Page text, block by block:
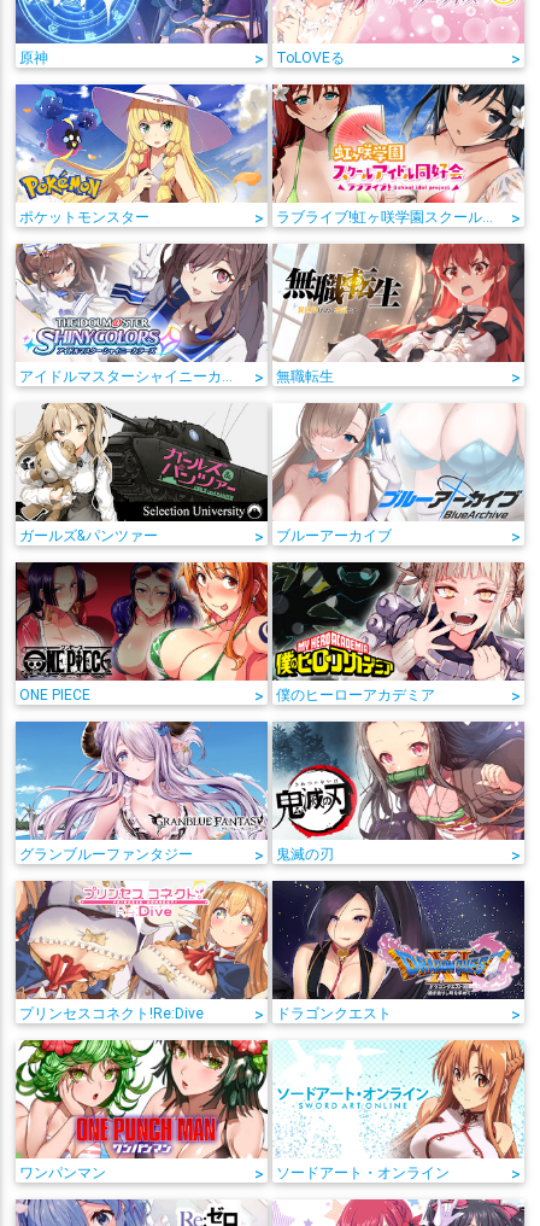
原神 > ToLOVEる >
ポケットモンスター > >
> 無職転生 >
ガールズ&パンツァー > ブルーアーカイブ >
ONE PIECE > 僕のヒーローアカデミア >
グランブルーファンタジー > 鬼滅の刃 >
プリンセスコネクト!Re:Dive > ドラゴンクエスト >
ワンパンマン > ソードアート・オンライン >